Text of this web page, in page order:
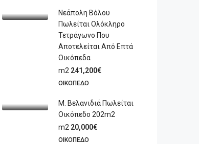
Νεάπολη Βόλου
Πωλείται Ολόκληρο
Τετράγωνο Που
Αποτελείται Από Επτά
Οικόπεδα
m2 241,200€
ΟΙΚΌΠΕΔΟ
Μ. Βελανιδιά Πωλείται
Οικόπεδο 202m2
m2 20,000€
ΟΙΚΌΠΕΔΟ